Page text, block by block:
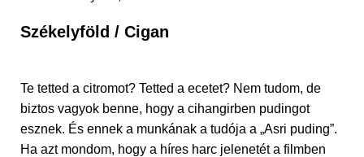
Székelyföld / Cigan
Te tetted a citromot? Tetted a ecetet? Nem tudom, de
biztos vagyok benne, hogy a cihangirben pudingot
esznek. És ennek a munkának a tudója a „Asri puding”.
Ha azt mondom, hogy a híres harc jelenetét a filmben